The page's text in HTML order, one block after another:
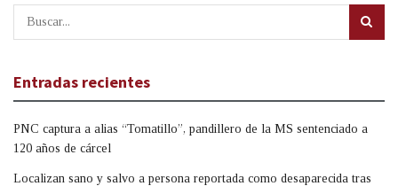
Entradas recientes
PNC captura a alias “Tomatillo”, pandillero de la MS sentenciado a
120 años de cárcel
Localizan sano y salvo a persona reportada como desaparecida tras